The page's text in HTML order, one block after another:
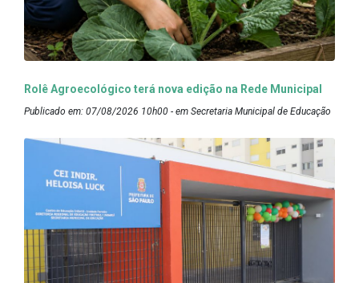
Rolê Agroecológico terá nova edição na Rede Municipal
Publicado em: 07/08/2026 10h00 - em Secretaria Municipal de Educação